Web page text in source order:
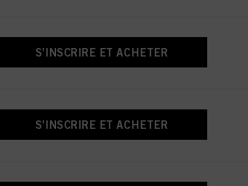
S’INSCRIRE ET ACHETER
S’INSCRIRE ET ACHETER